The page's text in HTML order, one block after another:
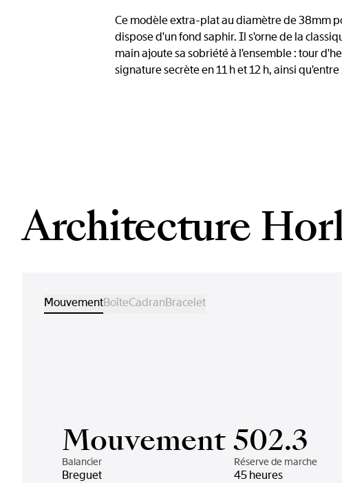
Ce modèle extra-plat au diamètre de 38mm
dispose d'un fond saphir. Il s'orne de la
main ajoute sa sobriété à l'ensemble : tour
signature secrète en 11 h et 12 h, ainsi qu'entre
Architecture
MouvementBoîteCadranBracelet
Mouvement 502.3
Balancier
Breguet
Réserve de marche
45 heures